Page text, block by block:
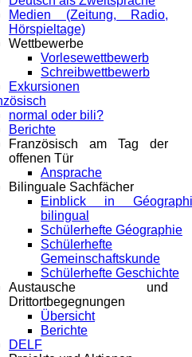
Medien (Zeitung, Radio,
Hörspieltage)
Wettbewerbe
Vorlesewettbewerb
Schreibwettbewerb
Exkursionen
normal oder bili?
Berichte
Französisch am Tag der
offenen Tür
Ansprache
Bilinguale Sachfächer
Einblick in
bilingual
Schülerhefte Géographie
Schülerhefte
Gemeinschaftskunde
Schülerhefte Geschichte
Austausche und
Drittortbegegnungen
Übersicht
Berichte
DELF